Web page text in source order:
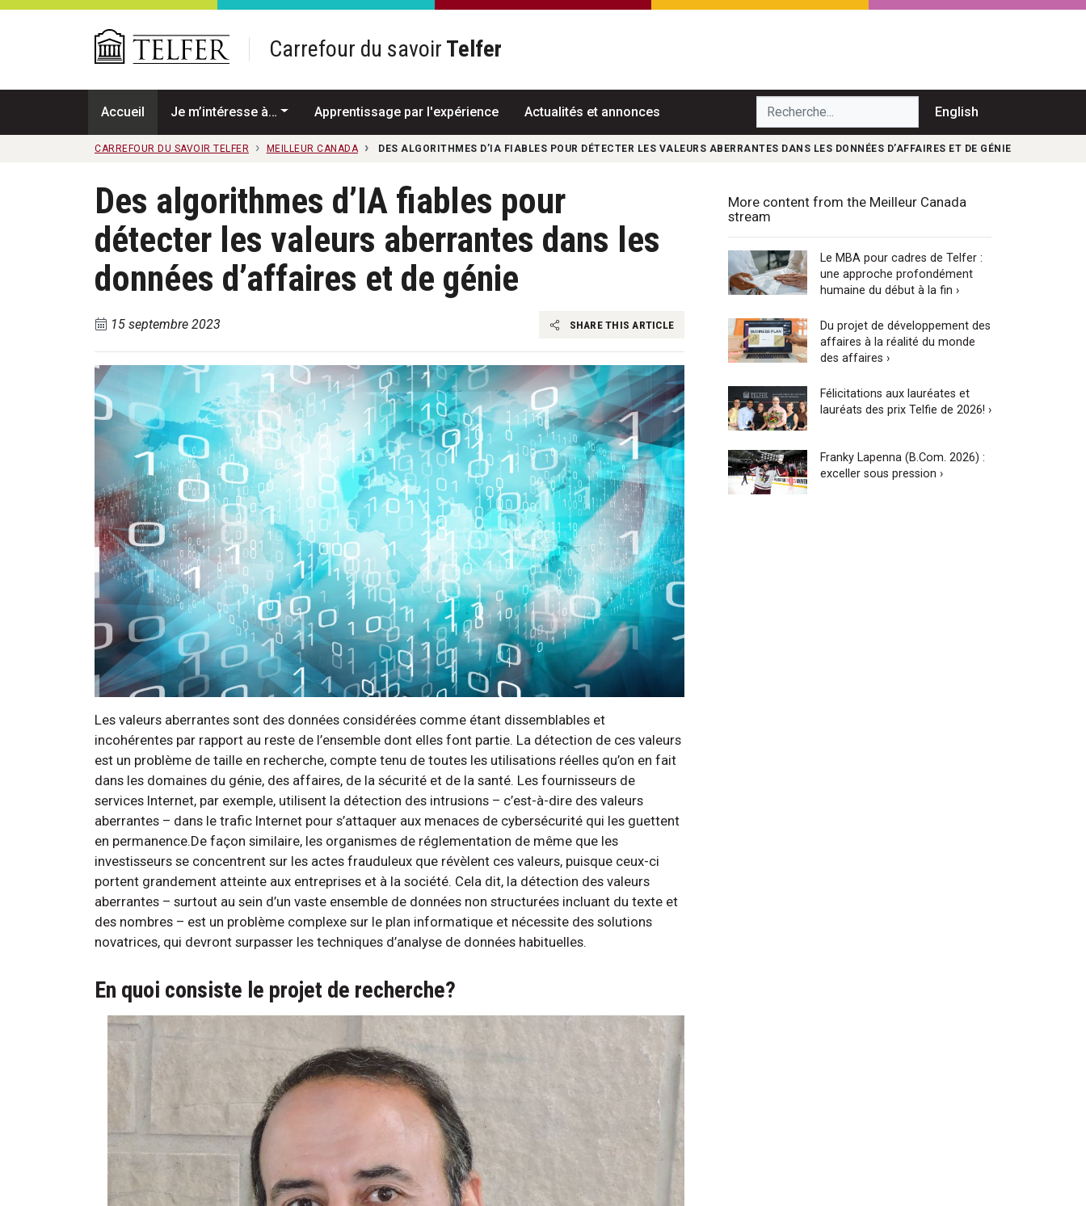
Passer au contenu principal
Carrefour du savoir Telfer
Accueil Je m’intéresse à… Apprentissage par l'expérience Actualités et annonces Recherche... English
CARREFOUR DU SAVOIR TELFER MEILLEUR CANADA DES ALGORITHMES D’IA FIABLES POUR DÉTECTER LES VALEURS ABERRANTES DANS LES DONNÉES D’AFFAIRES ET DE GÉNIE
Des algorithmes d’IA fiables pour
détecter les valeurs aberrantes dans les
données d’affaires et de génie
15 septembre 2023 SHARE THIS ARTICLE
Les valeurs aberrantes sont des données considérées comme étant dissemblables et
incohérentes par rapport au reste de l’ensemble dont elles font partie. La détection de ces valeurs
est un problème de taille en recherche, compte tenu de toutes les utilisations réelles qu’on en fait
dans les domaines du génie, des affaires, de la sécurité et de la santé. Les fournisseurs de
services Internet, par exemple, utilisent la détection des intrusions – c’est-à-dire des valeurs
aberrantes – dans le trafic Internet pour s’attaquer aux menaces de cybersécurité qui les guettent
en permanence.De façon similaire, les organismes de réglementation de même que les
investisseurs se concentrent sur les actes frauduleux que révèlent ces valeurs, puisque ceux-ci
portent grandement atteinte aux entreprises et à la société. Cela dit, la détection des valeurs
aberrantes – surtout au sein d’un vaste ensemble de données non structurées incluant du texte et
des nombres – est un problème complexe sur le plan informatique et nécessite des solutions
novatrices, qui devront surpasser les techniques d’analyse de données habituelles.
En quoi consiste le projet de recherche?
More content from the Meilleur Canada
stream
Le MBA pour cadres de Telfer :
une approche profondément
humaine du début à la fin ›
Du projet de développement des
affaires à la réalité du monde
des affaires ›
Félicitations aux lauréates et
lauréats des prix Telfie de 2026! ›
Franky Lapenna (B.Com. 2026) :
exceller sous pression ›